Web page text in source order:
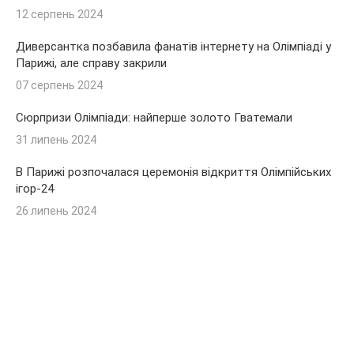
12 серпень 2024
Диверсантка позбавила фанатів інтернету на Олімпіаді у
Парижі, але справу закрили
07 серпень 2024
Сюрпризи Олімпіади: найперше золото Гватемали
31 липень 2024
В Парижі розпочалася церемонія відкриття Олімпійських
ігор-24
26 липень 2024